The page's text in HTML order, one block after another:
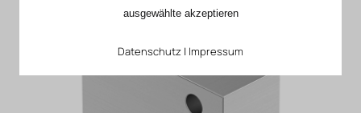
ausgewählte akzeptieren
Datenschutz | Impressum